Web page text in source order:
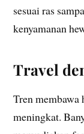
sesuai ras
kenyamanan
Travel
Tren membawa
meningkat.